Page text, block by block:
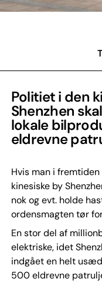
Politiet i den
Shenzhen
lokale
eldrevne
Hvis man i
kinesiske by
nok og evt. holde
ordensmagten tør
En stor del af
elektriske, idet
indgået en helt
500 eldrevne